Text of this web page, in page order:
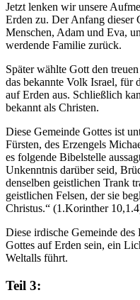
Jetzt lenken wir unsere
Erden zu. Der Anfang dieser
Menschen, Adam und Eva,
werdende Familie zurück.
Später wählte Gott den
das bekannte Volk Israel, für
auf Erden aus. Schließlich
bekannt als Christen.
Diese Gemeinde Gottes ist
Fürsten, des Erzengels
es folgende Bibelstelle
Unkenntnis darüber seid,
denselben geistlichen Trank
geistlichen Felsen, der sie
Christus.“ (1.Korinther
Diese irdische Gemeinde des
Gottes auf Erden sein, ein
Weltalls führt.
Teil 3: